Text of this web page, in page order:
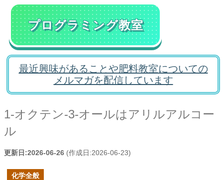
プログラミング教室
最近興味があることや肥料教室についての
メルマガを配信しています
1-オクテン-3-オールはアリルアルコー
ル
更新日:2026-06-26 (作成日:2026-06-23)
化学全般